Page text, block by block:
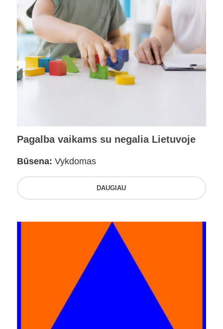
Pagalba vaikams su negalia Lietuvoje
Būsena: Vykdomas
DAUGIAU